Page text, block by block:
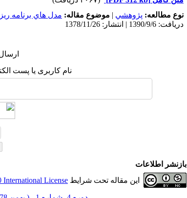
نوع مطالعه: پژوهشي | موضوع مقاله: مدل هاي برنامه
دریافت: 1390/9/6 | انتشار: 1378/11/26
نام کاربری یا پست
بازنشر اطلاعات
این مقاله تحت شرایط License